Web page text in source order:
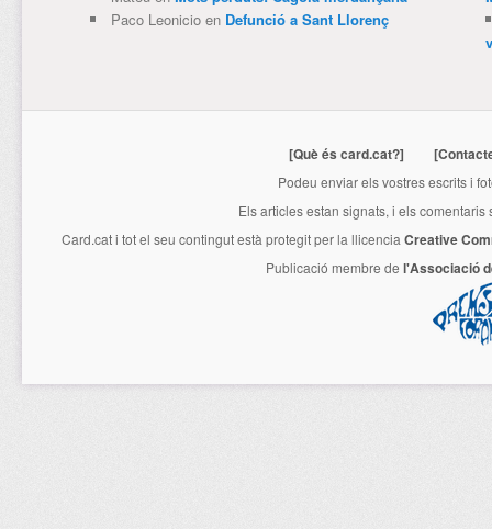
Paco Leonicioen Defunció a Sant Llorenç
[Què és card.cat?]
Podeu enviar els vostres escrits i
Els articles estan signats, i els
Card.cati tot el seu contingut està protegit per la llicencia Creative
Publicació membre de l'Associació